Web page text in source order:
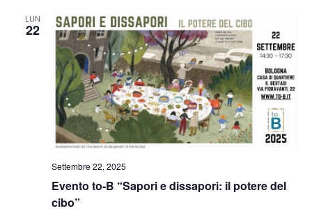
LUN
22
Evento to-B “Sapori e dissapori: il potere del
cibo”
Settembre 22, 2025